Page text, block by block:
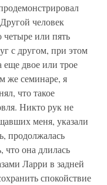
человек
четыре или пять
с другом, при этом
еще двое или трое
же семинаре, я
что такое
Никто рук не
меня, указали
продолжалась
что она длилась
Ларри в задней
спокойствие